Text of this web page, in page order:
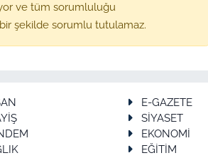
ve tüm sorumluluğu
şekilde sorumlu tutulamaz.
E-GAZETE
SİYASET
EKONOMİ
EĞİTİM